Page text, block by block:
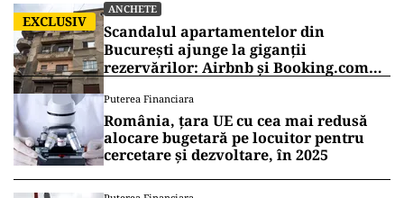
EXCLUSIV
ANCHETE
Scandalul apartamentelor din
București ajunge la giganții
rezervărilor: Airbnb și Booking.com
Puterea Financiara
România, țara UE cu cea mai redusă
alocare bugetară pe locuitor pentru
cercetare și dezvoltare, în 2025